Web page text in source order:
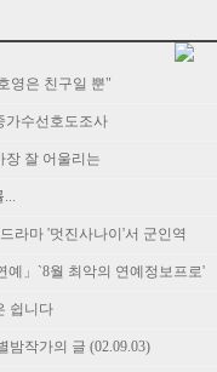
영은 친구일 뿐"
수선호도조사
장 잘 어울리는
...
라마 '멋진사나이'서 군인역
예」`8월 최악의 연예정보프로'
쉽니다
밤작가의 글 (02.09.03)